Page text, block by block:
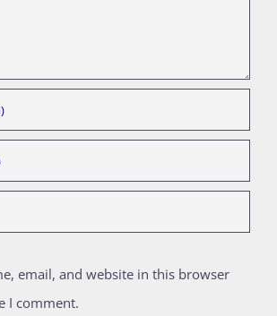
email, and website in this browser
I comment.